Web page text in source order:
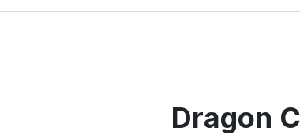
Dragon